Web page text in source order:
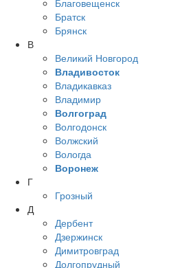
Благовещенск
Братск
Брянск
В
Великий Новгород
Владивосток
Владикавказ
Владимир
Волгоград
Волгодонск
Волжский
Вологда
Воронеж
Г
Грозный
Д
Дербент
Дзержинск
Димитровград
Долгопрудный